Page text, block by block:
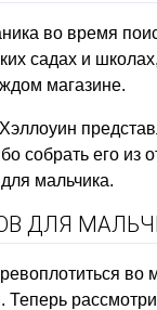
во время
садах и
магазине.
собрать его из
мальчика.
ДЛЯ
во
Теперь